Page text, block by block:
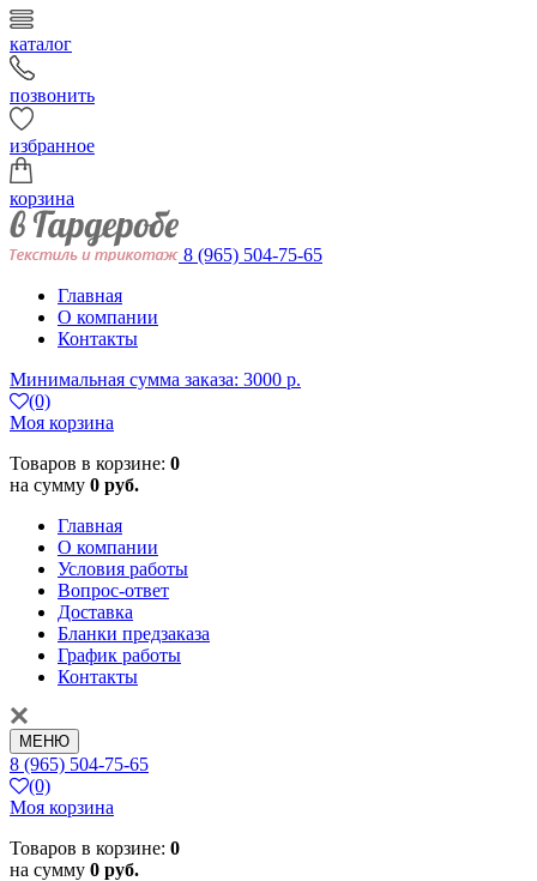
каталог
позвонить
избранное
корзина
8 (965) 504-75-65
Главная
О компании
Контакты
Минимальная сумма заказа: 3000 р.
(0)
Моя корзина
Товаров в корзине: 0
на сумму 0 руб.
Главная
О компании
Условия работы
Вопрос-ответ
Доставка
Бланки предзаказа
График работы
Контакты
МЕНЮ
8 (965) 504-75-65
(0)
Моя корзина
Товаров в корзине: 0
на сумму 0 руб.